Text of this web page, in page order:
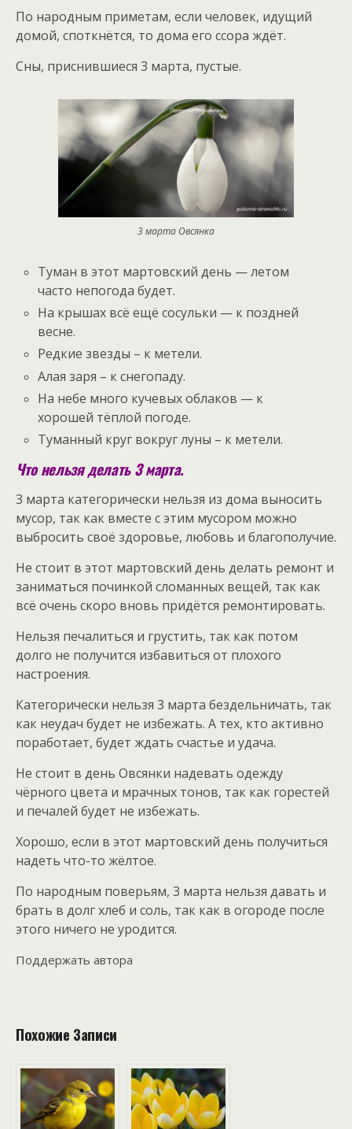
По народным приметам, если человек, идущий
домой, споткнётся, то дома его ссора ждёт.
Сны, приснившиеся 3 марта, пустые.
3 марта Овсянка
Туман в этот мартовский день — летом
часто непогода будет.
На крышах всё ещё сосульки — к поздней
весне.
Редкие звезды – к метели.
Алая заря – к снегопаду.
На небе много кучевых облаков — к
хорошей тёплой погоде.
Туманный круг вокруг луны – к метели.
Что нельзя делать 3 марта.
3 марта категорически нельзя из дома выносить
мусор, так как вместе с этим мусором можно
выбросить своё здоровье, любовь и благополучие.
Не стоит в этот мартовский день делать ремонт и
заниматься починкой сломанных вещей, так как
всё очень скоро вновь придётся ремонтировать.
Нельзя печалиться и грустить, так как потом
долго не получится избавиться от плохого
настроения.
Категорически нельзя 3 марта бездельничать, так
как неудач будет не избежать. А тех, кто активно
поработает, будет ждать счастье и удача.
Не стоит в день Овсянки надевать одежду
чёрного цвета и мрачных тонов, так как горестей
и печалей будет не избежать.
Хорошо, если в этот мартовский день получиться
надеть что-то жёлтое.
По народным поверьям, 3 марта нельзя давать и
брать в долг хлеб и соль, так как в огороде после
этого ничего не уродится.
Поддержать автора
Похожие Записи